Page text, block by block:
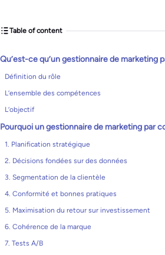
Table of content
Qu’est-ce qu’un gestionnaire de marketing
Définition du rôle
L’ensemble des compétences
L’objectif
Pourquoi un gestionnaire de marketing par
1. Planification stratégique
2. Décisions fondées sur des données
3. Segmentation de la clientèle
4. Conformité et bonnes pratiques
5. Maximisation du retour sur investissement
6. Cohérence de la marque
7. Tests A/B